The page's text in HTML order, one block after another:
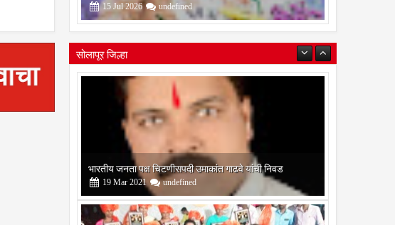
15 Jul 2026 undefined
सोलापूर जिल्हा
बोरेगाव येथे कांचन फौंडेशन शाखेचे उद्घाटन
13 Mar 2021 undefined